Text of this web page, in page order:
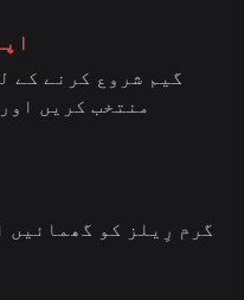
گیم شروع کرنے کے
منتخب کریں
گرم رِیلز کو گھمائیں